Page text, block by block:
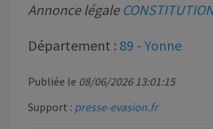
Annonce légale
Département : 89 - Yonne
Publiée le 08/06/2026 13:01:15
Support : presse-evasion.fr